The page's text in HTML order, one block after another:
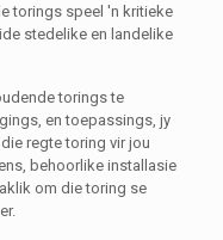
torings speel 'n kritieke
stedelike en landelike
torings te
en toepassings, jy
regte toring vir jou
behoorlike installasie
om die toring se